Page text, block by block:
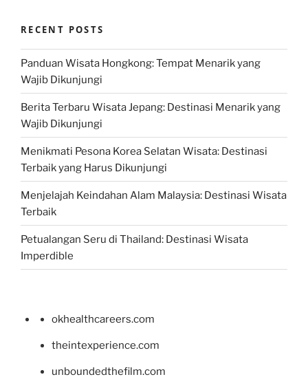
RECENT POSTS
Panduan Wisata Hongkong: Tempat Menarik yang
Wajib Dikunjungi
Berita Terbaru Wisata Jepang: Destinasi Menarik yang
Wajib Dikunjungi
Menikmati Pesona Korea Selatan Wisata: Destinasi
Terbaik yang Harus Dikunjungi
Menjelajah Keindahan Alam Malaysia: Destinasi Wisata
Terbaik
Petualangan Seru di Thailand: Destinasi Wisata
Imperdible
okhealthcareers.com
theintexperience.com
unboundedthefilm.com